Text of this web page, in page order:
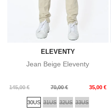
ELEVENTY
Jean Beige Eleventy
145,00 €
Prix
70,00 € 35,00 €
Prix
30US 31US 32US 33US